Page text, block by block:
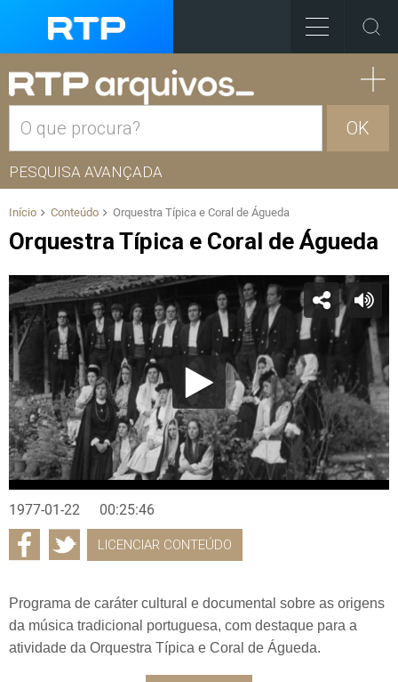
OK
PESQUISA AVANÇADA
Início Conteúdo Orquestra Típica e Coral de Águeda
Orquestra Típica e Coral de Águeda
1977-01-22 00:25:46
LICENCIAR CONTEÚDO
Programa de caráter cultural e documental sobre as origens
da música tradicional portuguesa, com destaque para a
atividade da Orquestra Típica e Coral de Águeda.